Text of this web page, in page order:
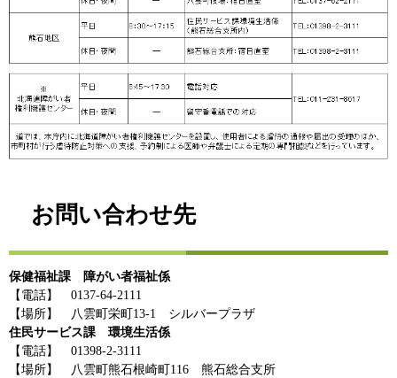
お問い合わせ先
保健福祉課 障がい者福祉係
【電話】 0137-64-2111
【場所】 八雲町栄町13-1 シルバープラザ
住民サービス課 環境生活係
【電話】 01398-2-3111
【場所】 八雲町熊石根崎町116 熊石総合支所